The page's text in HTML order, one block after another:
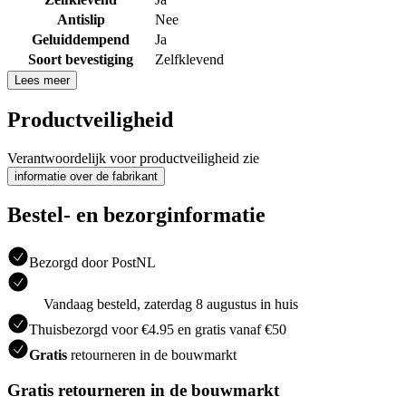
Antislip
Nee
Geluiddempend
Ja
Soort bevestiging
Zelfklevend
Lees meer
Productveiligheid
Verantwoordelijk voor productveiligheid zie
informatie over de fabrikant
Bestel- en bezorginformatie
Bezorgd door PostNL
Vandaag besteld, zaterdag 8 augustus in huis
Thuisbezorgd voor €4.95 en gratis vanaf €50
Gratis retourneren in de bouwmarkt
Gratis retourneren in de bouwmarkt